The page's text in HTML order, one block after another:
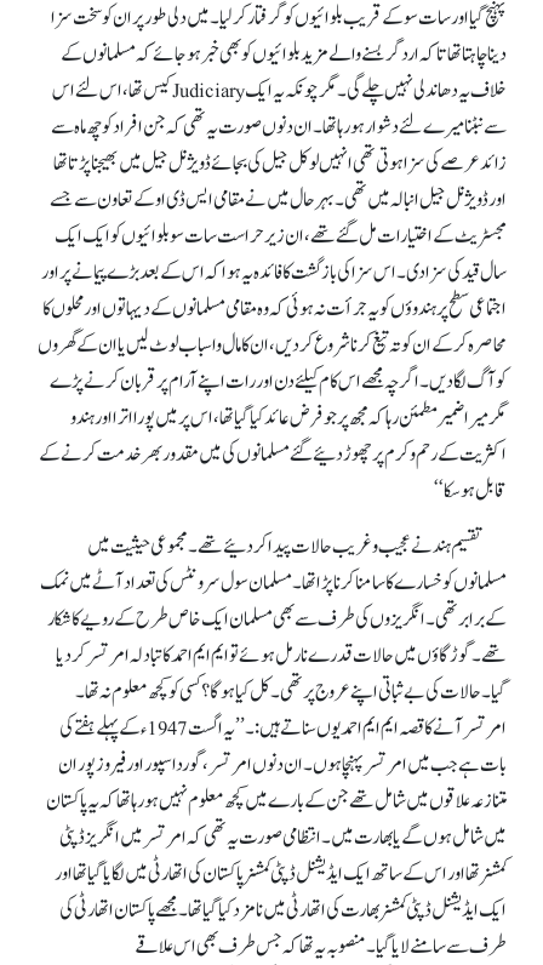
پہنچ گیا اور سات سو کے قریب بلوائیوں کو گرفتار کر لیا۔ میں دلی طور پر ان کو سخت سزا
دینا چاہتا تھا تا کہ اردگر بسنے والے مزید بلوائیوں کو بھی خبر ہو جائے کہ مسلمانوں کے
خلاف یہ دھاندلی نہیں چلے گی۔ مگر چونکہ یہ ایک Judiciaryکیس تھا، اس لئے اس
سے نبٹنا میرے لئے دشوار ہو رہاتھا۔ ان دنوں صورت یہ تھی کہ جن افراد کو چھ ماہ سے
زائد عرصے کی سزا ہوتی تھی انہیں لوکل جیل کی بجائے ڈویژنل جیل میں بھیجنا پڑتا تھا
اور ڈویژنل جیل انبالہ میں تھی۔ بہرحال میں نے مقامی ایس ڈی او کے تعاون سے جسے
مجسٹریٹ کے اختیارات مل گئے تھے، ان زیر حراست سات سو بلوائیوں کو ایک ایک
سال قید کی سز ادی۔ اس سزا کی بازگشت کا فائدہ یہ ہوا کہ اس کے بعد بڑے پیمانے پر اور
اجتماعی سطح پر ہندوؤں کو یہ جرأت نہ ہوئی کہ وہ مقامی مسلمانوں کے دیہاتوں اور محلوں کا
محاصرہ کر کے ان کو تہ تیغ کرنا شروع کر دیں، ان کا مال واسباب لوٹ لیں یا ان کے گھروں
کو آگ لگا دیں۔ اگر چہ مجھے اس کام کیلئے دن اور رات اپنے آرام پر قربان کرنے پڑے
مگر میرا ضمیر مطمئن رہا کہ مجھ پرجو فرض عائد کیا گیا تھا، اس پرمیں پورا اترا اور ہندو
اکثریت کے رحم وکرم پر چھوڑ دئیے گئے مسلمانوں کی میں مقدور بھر خدمت کرنے کے
قابل ہو سکا‘‘
تقسیم ہندنے عجیب وغریب حالات پیدا کر دئیے تھے۔ مجموعی حیثیت میں
مسلمانوں کو خسارے کا سامنا کرنا پڑا تھا۔ مسلمان سول سرونٹس کی تعداد آٹے میں نمک
کے برابر تھی۔ انگریزوں کی طرف سے بھی مسلمان ایک خاص طرح کے رویے کا شکار
تھے۔ گوڑ گاؤں میں حالات قدرے نارمل ہوئے تو ایم ایم احمد کا تبادلہ امرتسر کر دیا
گیا۔ حالات کی بے ثباتی اپنے عروج پر تھی۔ کل کیا ہو گا؟ کسی کو کچھ معلوم نہ تھا۔
امرتسر آنے کا قصہ ایم ایم احمد یوں سناتے ہیں:۔ ’’یہ اگست 1947ء کے پہلے ہفتے کی
بات ہے جب میں امرتسر پہنچا ہوں۔ ان دنوں امرتسر، گورداسپور اور فیروز پور ان
متنازعہ علاقوں میں شامل تھے جن کے بارے میں کچھ معلوم نہیں ہو رہا تھا کہ یہ پاکستان
میں شامل ہوں گے یا بھارت میں۔ انتظامی صورت یہ تھی کہ امرتسر میں انگریز ڈپٹی
کمشنر تھا اور اس کے ساتھ ایک ایڈیشنل ڈپٹی کمشنر پاکستان کی اتھارٹی میں لگایا گیا تھا اور
ایک ایڈیشنل ڈپٹی کمشنر بھارت کی اتھارٹی میں نامزد کیا گیا تھا۔ مجھے پاکستان اتھارٹی کی
طرف سے سامنے لایا گیا۔ منصوبہ یہ تھا کہ جس طرف بھی اس علاقے